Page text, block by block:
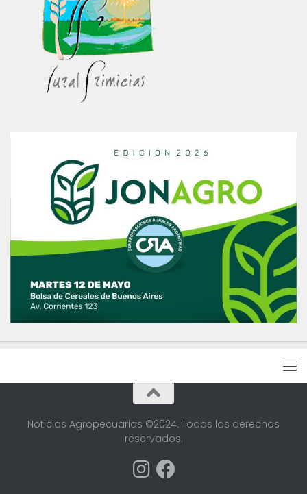
Noticias Agropecuarias ©2024. Todos los derechos
reservados.